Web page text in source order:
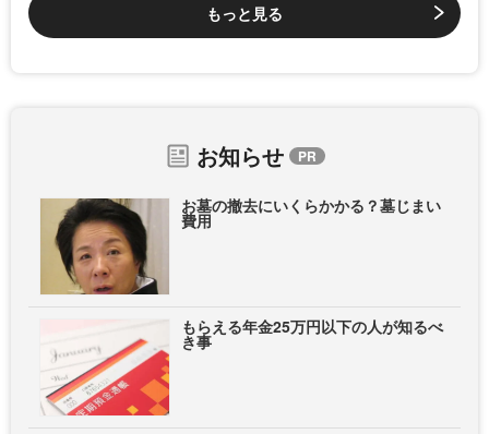
もっと見る
お知らせ
お墓の撤去にいくらかかる？墓じまい
費用
もらえる年金25万円以下の人が知るべ
き事